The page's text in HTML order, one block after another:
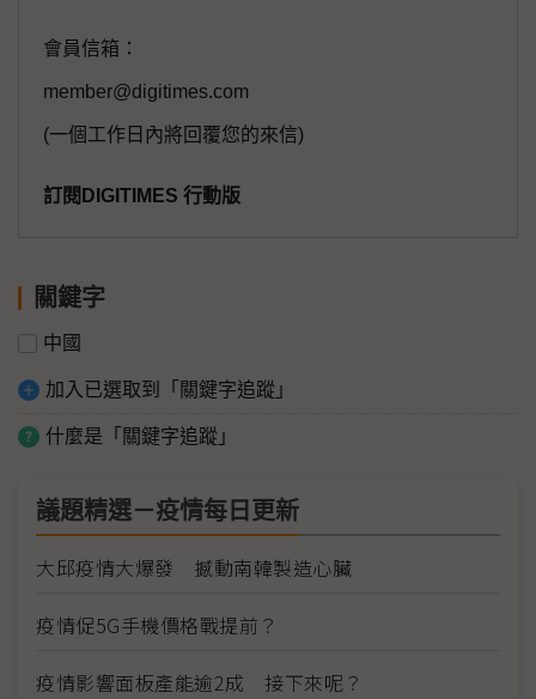
會員信箱：
member@digitimes.com
(一個工作日內將回覆您的來信)
訂閱DIGITIMES 行動版
關鍵字
中國
加入已選取到「關鍵字追蹤」
什麼是「關鍵字追蹤」
議題精選－疫情每日更新
大邱疫情大爆發 撼動南韓製造心臟
疫情促5G手機價格戰提前？
疫情影響面板產能逾2成 接下來呢？